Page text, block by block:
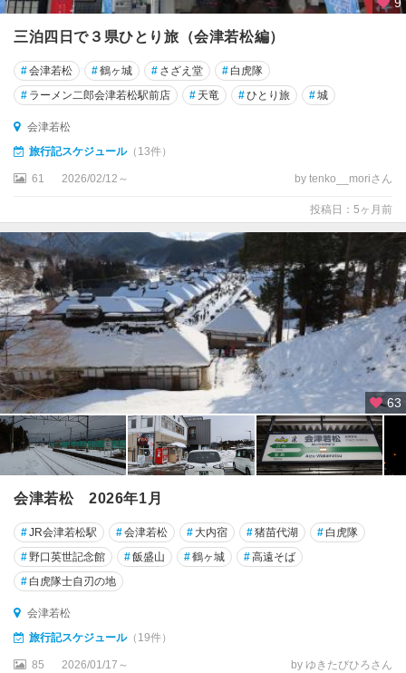
9
三泊四日で３県ひとり旅（会津若松編）
#会津若松 #鶴ヶ城 # さざえ堂 # 白虎隊
# ラーメン二郎会津若松駅前店 # 天竜 #ひとり旅 #城
会津若松
旅行記スケジュール（13件）
61 2026/02/12～ by tenko__moriさん
投稿日：5ヶ月前
63
会津若松 2026年1月
#JR会津若松駅 #会津若松 # 大内宿 #猪苗代湖 # 白虎隊
#野口英世記念館 #飯盛山 #鶴ヶ城 #高遠そば
# 白虎隊士自刃の地
会津若松
旅行記スケジュール（19件）
85 2026/01/17～ by ゆきたびひろさん